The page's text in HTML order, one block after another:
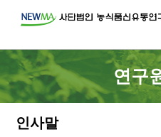
연구
인사말